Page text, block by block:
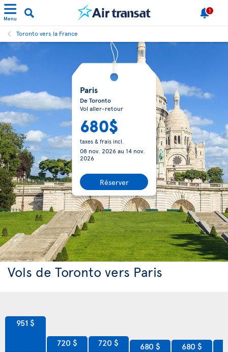
Menu
1
Toronto vers la France
Paris
De Toronto
Vol aller-retour
680$
taxes & frais incl.
08 nov. 2026au 14 nov.
2026
Réserver
Vols de Toronto vers Paris
951 $
720 $ 720 $ 680 $ 680 $